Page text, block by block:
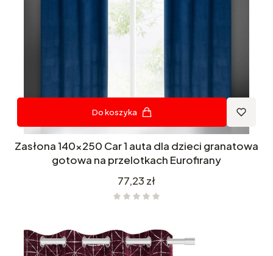
Do koszyka
Zasłona 140x250 Car 1 auta dla dzieci granatowa
gotowa na przelotkach Eurofirany
Cena
77,23 zł